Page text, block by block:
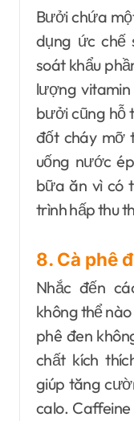
Bưởi chứa
dụng ức chế
soát khẩu
lượng
bưởi cũng hỗ
đốt cháy mỡ
uống nước
bữa ăn vì có
trình hấp thu
8. Cà phê
Nhắc đến
không thể
phê đen
chất kích
giúp tăng
calo.